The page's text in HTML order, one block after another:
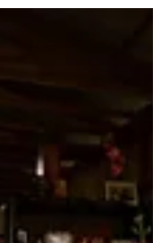
(08/04), Vitor
e Chapadão do